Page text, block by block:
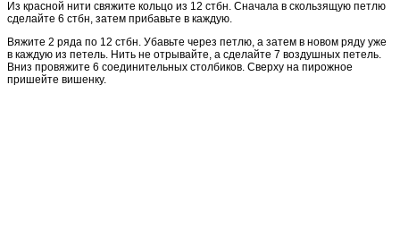
Из красной нити свяжите кольцо из 12 стбн. Сначала в скользящую петлю
сделайте 6 стбн, затем прибавьте в каждую.
Вяжите 2 ряда по 12 стбн. Убавьте через петлю, а затем в новом ряду уже
в каждую из петель. Нить не отрывайте, а сделайте 7 воздушных петель.
Вниз провяжите 6 соединительных столбиков. Сверху на пирожное
пришейте вишенку.